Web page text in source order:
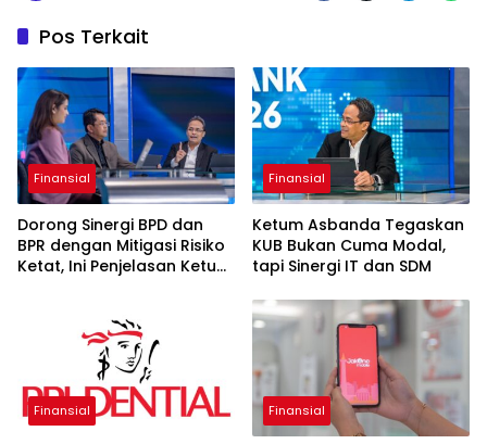
Pos Terkait
Finansial
Dorong Sinergi BPD dan
BPR dengan Mitigasi Risiko
Ketat, Ini Penjelasan Ketum
Finansial
Ketum Asbanda Tegaskan
KUB Bukan Cuma Modal,
tapi Sinergi IT dan SDM
Finansial Finansial